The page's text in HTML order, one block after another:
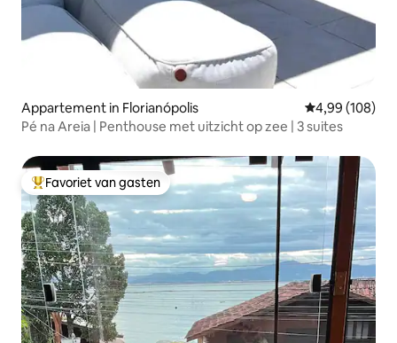
Appartement in Florianópolis Gemiddelde
4,99 (108)
Pé na Areia | Penthouse met uitzicht op zee | 3 suites
Topfavoriet van gasten
Favoriet van gasten